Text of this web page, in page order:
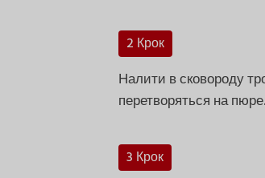
2 Крок
Налити в сковороду
перетворяться на пюре.
3 Крок